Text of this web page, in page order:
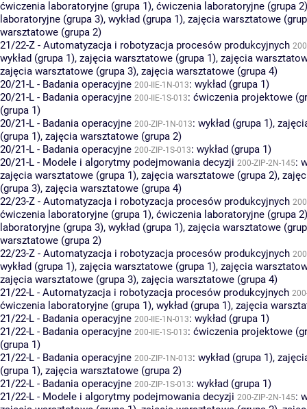
ćwiczenia laboratoryjne (grupa 1), ćwiczenia laboratoryjne (grupa 2)
laboratoryjne (grupa 3), wykład (grupa 1), zajęcia warsztatowe
warsztatowe (grupa 2)
21/22-Z - Automatyzacja i robotyzacja procesów produkcyjnych
wykład (grupa 1), zajęcia warsztatowe (grupa 1), zajęcia
zajęcia warsztatowe (grupa 3), zajęcia warsztatowe (grupa 4)
20/21-L - Badania operacyjne 200-IIE-1N-013: wykład (grupa 1)
20/21-L - Badania operacyjne 200-IIE-1S-013: ćwiczenia projektowe
(grupa 1)
20/21-L - Badania operacyjne 200-ZIP-1N-013: wykład (grupa 1),
(grupa 1), zajęcia warsztatowe (grupa 2)
20/21-L - Badania operacyjne 200-ZIP-1S-013: wykład (grupa 1)
20/21-L - Modele i algorytmy podejmowania decyzji 200-ZIP-2N-145:
zajęcia warsztatowe (grupa 1), zajęcia warsztatowe (grupa 2),
(grupa 3), zajęcia warsztatowe (grupa 4)
22/23-Z - Automatyzacja i robotyzacja procesów produkcyjnych
ćwiczenia laboratoryjne (grupa 1), ćwiczenia laboratoryjne (grupa 2)
laboratoryjne (grupa 3), wykład (grupa 1), zajęcia warsztatowe
warsztatowe (grupa 2)
22/23-Z - Automatyzacja i robotyzacja procesów produkcyjnych
wykład (grupa 1), zajęcia warsztatowe (grupa 1), zajęcia
zajęcia warsztatowe (grupa 3), zajęcia warsztatowe (grupa 4)
21/22-L - Automatyzacja i robotyzacja procesów produkcyjnych
ćwiczenia laboratoryjne (grupa 1), wykład (grupa 1), zajęcia
21/22-L - Badania operacyjne 200-IIE-1N-013: wykład (grupa 1)
21/22-L - Badania operacyjne 200-IIE-1S-013: ćwiczenia projektowe
(grupa 1)
21/22-L - Badania operacyjne 200-ZIP-1N-013: wykład (grupa 1),
(grupa 1), zajęcia warsztatowe (grupa 2)
21/22-L - Badania operacyjne 200-ZIP-1S-013: wykład (grupa 1)
21/22-L - Modele i algorytmy podejmowania decyzji 200-ZIP-2N-145: